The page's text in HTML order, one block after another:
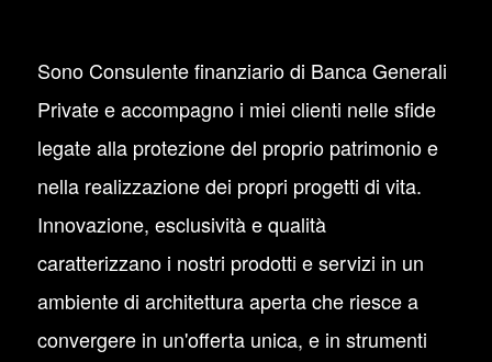
Sono Consulente finanziario di Banca Generali
Private e accompagno i miei clienti nelle sfide
legate alla protezione del proprio patrimonio e
nella realizzazione dei propri progetti di vita.
Innovazione, esclusività e qualità
caratterizzano i nostri prodotti e servizi in un
ambiente di architettura aperta che riesce a
convergere in un'offerta unica, e in strumenti